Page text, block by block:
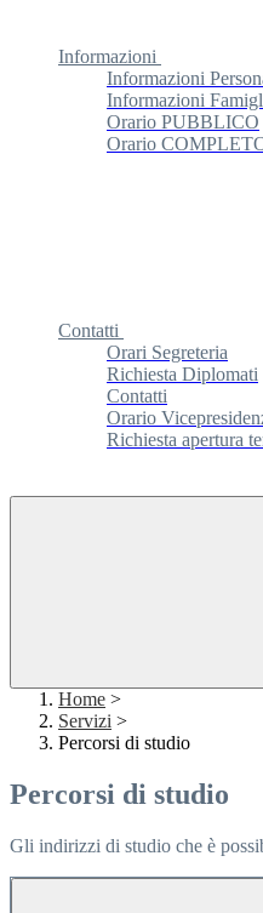
Informazioni
Informazioni
Informazioni
Orario PUBBLICO
Orario
Contatti
Orari Segreteria
Richiesta Diplomati
Contatti
Orario
Richiesta apertura
Home >
Servizi >
Percorsi di studio
Percorsi di studio
Gli indirizzi di studio che è